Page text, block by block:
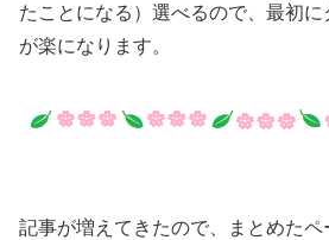
たことになる）選べるので、最初に
が楽になります。
記事が増えてきたので、まとめたペ